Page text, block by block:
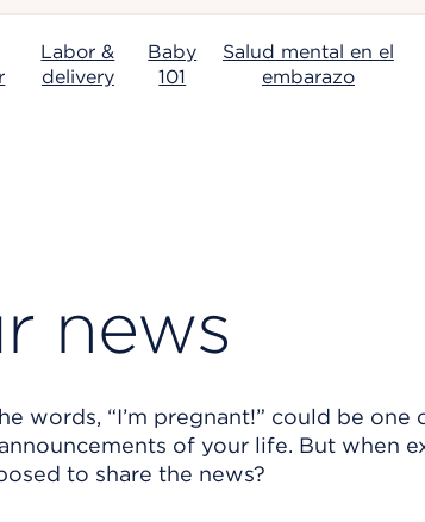
Labor &
delivery
Baby
101
Salud mental en el
embarazo
news
words, “I’m pregnant!” could be one
of your life. But when
to share the news?